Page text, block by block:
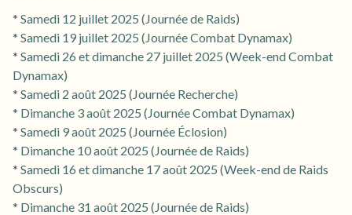
* Samedi 12 juillet 2025 (Journée de Raids)
* Samedi 19 juillet 2025 (Journée Combat Dynamax)
* Samedi 26 et dimanche 27 juillet 2025 (Week-end Combat
Dynamax)
* Samedi 2 août 2025 (Journée Recherche)
* Dimanche 3 août 2025 (Journée Combat Dynamax)
* Samedi 9 août 2025 (Journée Éclosion)
* Dimanche 10 août 2025 (Journée de Raids)
* Samedi 16 et dimanche 17 août 2025 (Week-end de Raids
Obscurs)
* Dimanche 31 août 2025 (Journée de Raids)